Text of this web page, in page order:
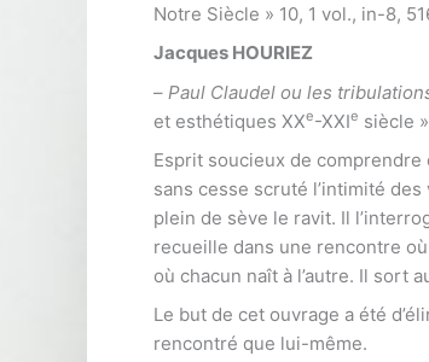
Notre Siècle » 10, 1 vol., in-8,
Jacques HOURIEZ
– Paul Claudel ou les
et esthétiques XXe-XXIe siècle
Esprit soucieux de comprendre
sans cesse scruté l’intimité des
plein de sève le ravit. Il
recueille dans une rencontre
où chacun naît à l’autre. Il sort
Le but de cet ouvrage a été
rencontré que lui-même.